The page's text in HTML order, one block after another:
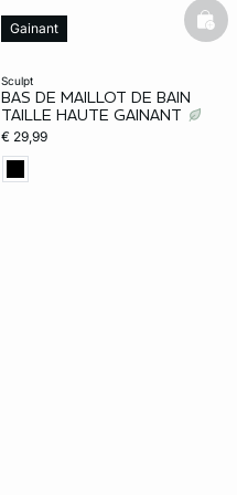
sculpt
BAS DE MAILLOT DE BAIN
TAILLE HAUTE GAINANT
€ 29,99
Gainant